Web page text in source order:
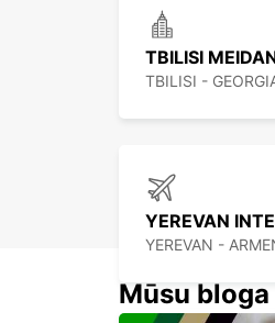
TBILISI
TBILISI -
YEREVAN -
Mūsu